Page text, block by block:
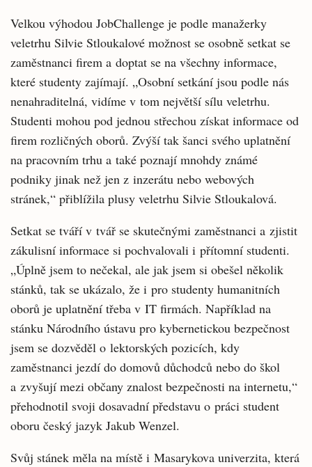
Velkou výhodou JobChallenge je podle manažerky
veletrhu Silvie Stloukalové možnost se osobně setkat se
zaměstnanci firem a doptat se na všechny informace,
které studenty zajímají. „Osobní setkání jsou podle nás
nenahraditelná, vidíme v tom největší sílu veletrhu.
Studenti mohou pod jednou střechou získat informace od
firem rozličných oborů. Zvýší tak šanci svého uplatnění
na pracovním trhu a také poznají mnohdy známé
podniky jinak než jen z inzerátu nebo webových
stránek,“ přiblížila plusy veletrhu Silvie Stloukalová.
Setkat se tváří v tvář se skutečnými zaměstnanci a zjistit
zákulisní informace si pochvalovali i přítomní studenti.
„Úplně jsem to nečekal, ale jak jsem si obešel několik
stánků, tak se ukázalo, že i pro studenty humanitních
oborů je uplatnění třeba v IT firmách. Například na
stánku Národního ústavu pro kybernetickou bezpečnost
jsem se dozvěděl o lektorských pozicích, kdy
zaměstnanci jezdí do domovů důchodců nebo do škol
a zvyšují mezi občany znalost bezpečnosti na internetu,“
přehodnotil svoji dosavadní představu o práci student
oboru český jazyk Jakub Wenzel.
Svůj stánek měla na místě i Masarykova univerzita, která